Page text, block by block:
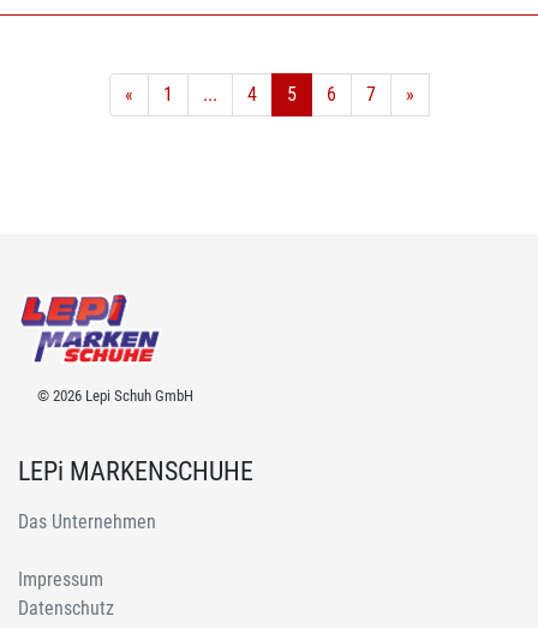
« 1 ... 4 5 6 7 »
© 2026 Lepi Schuh GmbH
LEPi MARKENSCHUHE
Das Unternehmen
Impressum
Datenschutz